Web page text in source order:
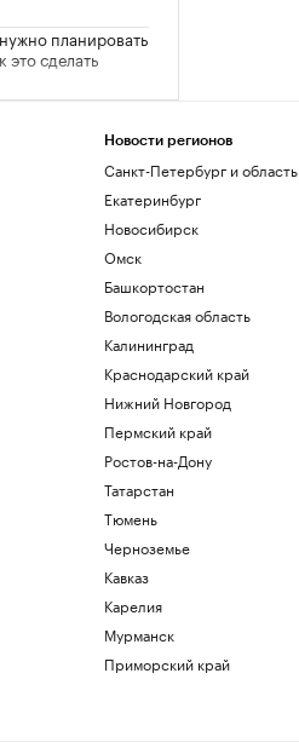
планировать
это сделать
БПЛА на
к 7 августа
товаров
россиян: гид
на 2026 год
России:
сидр
бизнесу
в работе с
почему жилье для
искать «вчера»
Новости регионов
Санкт-Петербург и область
Екатеринбург
Новосибирск
Омск
Башкортостан
Вологодская область
Калининград
Краснодарский край
Нижний Новгород
Пермский край
Ростов-на-Дону
Татарстан
Тюмень
Черноземье
Кавказ
Карелия
Мурманск
Приморский край